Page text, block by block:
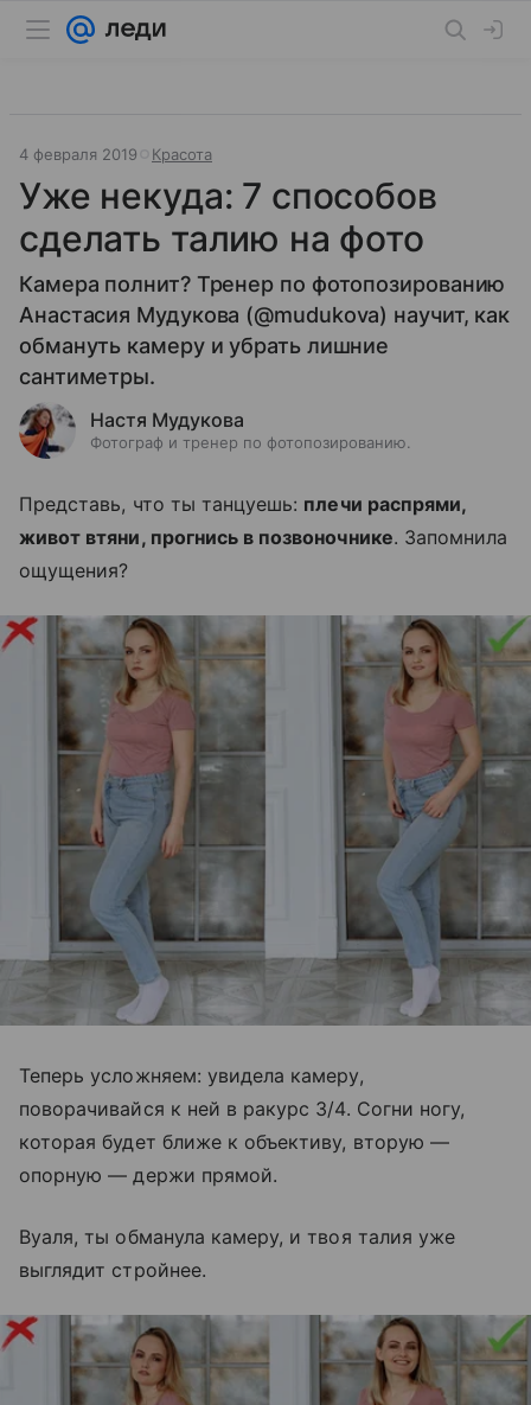
4 февраля 2019 Красота
Уже некуда: 7 способов
сделать талию на фото
Камера полнит? Тренер по фотопозированию
Анастасия Мудукова (@mudukova) научит, как
обмануть камеру и убрать лишние
сантиметры.
Настя Мудукова
Фотограф и тренер по фотопозированию.
Представь, что ты танцуешь: плечи распрями,
живот втяни, прогнись в позвоночнике. Запомнила
ощущения?
Теперь усложняем: увидела камеру,
поворачивайся к ней в ракурс 3/4. Согни ногу,
которая будет ближе к объективу, вторую —
опорную — держи прямой.
Вуаля, ты обманула камеру, и твоя талия уже
выглядит стройнее.